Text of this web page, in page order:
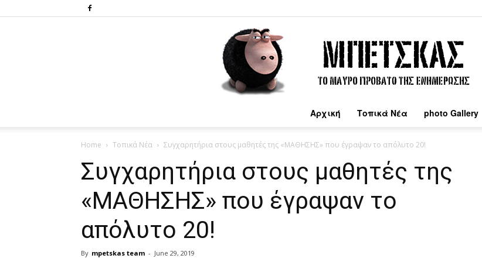
Αρχική Τοπικά Νέα photo Gallery
Home Τοπικά Νέα Συγχαρητήρια στους μαθητές της «ΜΑΘΗΣΗΣ» που έγραψαν το απόλυτο 20!
Συγχαρητήρια στους μαθητές της
«ΜΑΘΗΣΗΣ» που έγραψαν το
απόλυτο 20!
By mpetskas team - June 29, 2019